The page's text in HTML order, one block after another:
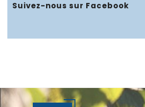
Suivez-nous sur Facebook